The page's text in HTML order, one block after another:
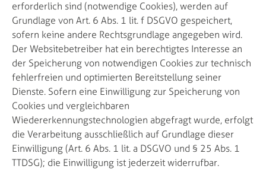
erforderlich sind (notwendige Cookies), werden auf
Grundlage von Art. 6 Abs. 1 lit. f DSGVO gespeichert,
sofern keine andere Rechtsgrundlage angegeben wird.
Der Websitebetreiber hat ein berechtigtes Interesse an
der Speicherung von notwendigen Cookies zur technisch
fehlerfreien und optimierten Bereitstellung seiner
Dienste. Sofern eine Einwilligung zur Speicherung von
Cookies und vergleichbaren
Wiedererkennungstechnologien abgefragt wurde, erfolgt
die Verarbeitung ausschließlich auf Grundlage dieser
Einwilligung (Art. 6 Abs. 1 lit. a DSGVO und § 25 Abs. 1
TTDSG); die Einwilligung ist jederzeit widerrufbar.